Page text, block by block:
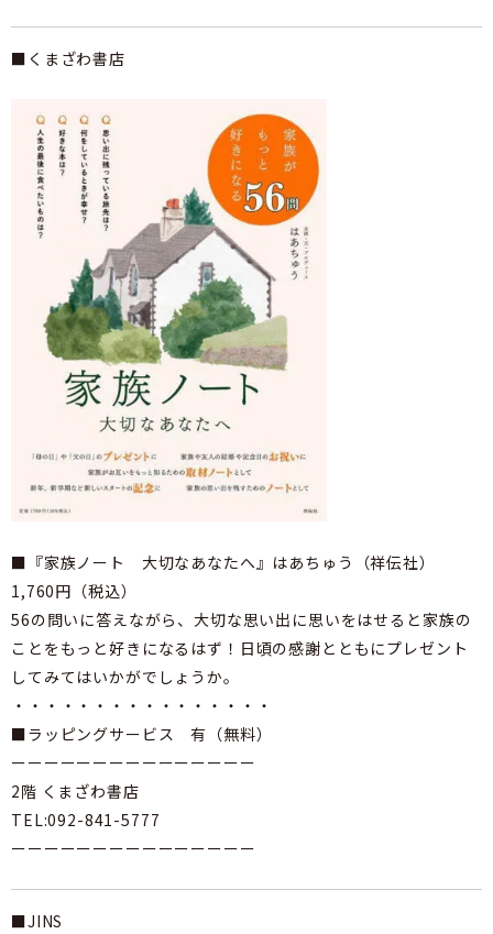
■くまざわ書店
■『家族ノート 大切なあなたへ』はあちゅう（祥伝社）
1,760円（税込）
56の問いに答えながら、大切な思い出に思いをはせると家族の
ことをもっと好きになるはず！日頃の感謝とともにプレゼント
してみてはいかがでしょうか。
・・・・・・・・・・・・・・・・
■ラッピングサービス 有（無料）
ーーーーーーーーーーーーーーー
2階 くまざわ書店
TEL:092-841-5777
ーーーーーーーーーーーーーーー
■JINS